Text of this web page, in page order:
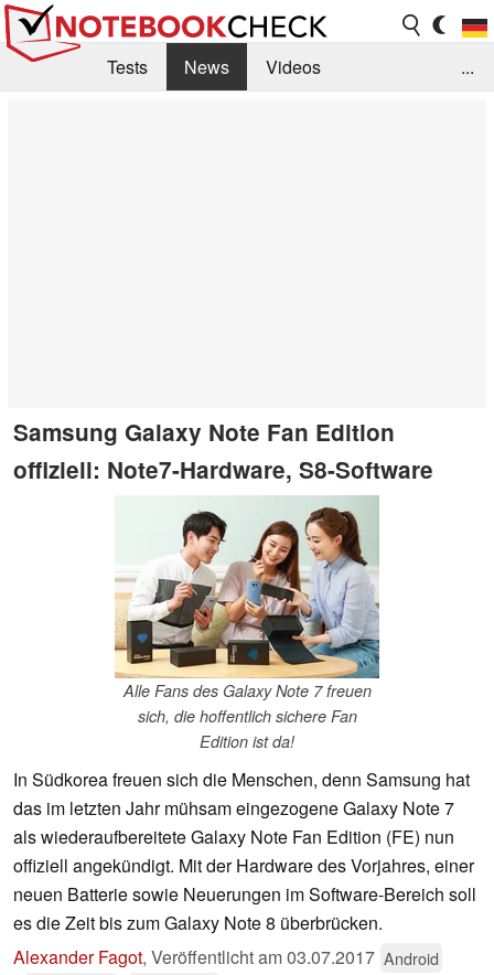
Tests News
Videos
...
Samsung Galaxy Note Fan Edition
offiziell: Note7-Hardware, S8-Software
Alle Fans des Galaxy Note 7 freuen
sich, die hoffentlich sichere Fan
Edition ist da!
In Südkorea freuen sich die Menschen, denn Samsung hat
das im letzten Jahr mühsam eingezogene Galaxy Note 7
als wiederaufbereitete Galaxy Note Fan Edition (FE) nun
offiziell angekündigt. Mit der Hardware des Vorjahres, einer
neuen Batterie sowie Neuerungen im Software-Bereich soll
es die Zeit bis zum Galaxy Note 8 überbrücken.
Alexander Fagot, Veröffentlicht am03.07.2017 Android